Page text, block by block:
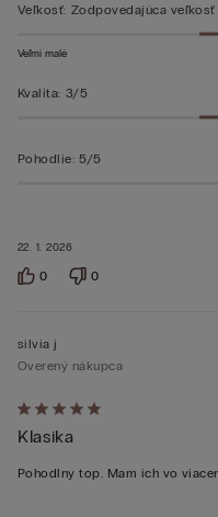
22. 1. 2026
Veľkosť: Zodpovedajúca veľkosť
Veľmi malé
Kvalita: 3/5
Pohodlie: 5/5
0 0
Hodnotenie:
5
z 5
silvia j
Overený nákupca
Klasika
Pohodlny top. Mam ich vo